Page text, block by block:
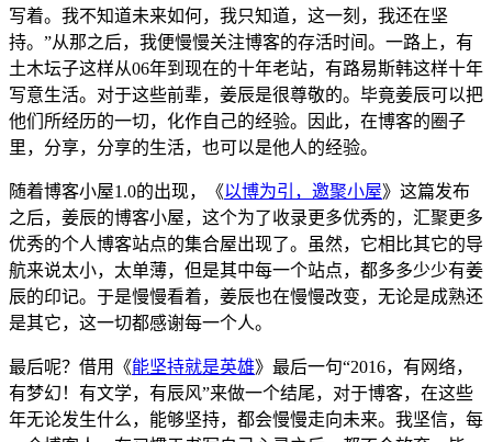
写着。我不知道未来如何，我只知道，这一刻，我还在坚
持。”从那之后，我便慢慢关注博客的存活时间。一路上，有
土木坛子这样从06年到现在的十年老站，有路易斯韩这样十年
写意生活。对于这些前辈，姜辰是很尊敬的。毕竟姜辰可以把
他们所经历的一切，化作自己的经验。因此，在博客的圈子
里，分享，分享的生活，也可以是他人的经验。
随着博客小屋1.0的出现，《以博为引，邀聚小屋》这篇发布
之后，姜辰的博客小屋，这个为了收录更多优秀的，汇聚更多
优秀的个人博客站点的集合屋出现了。虽然，它相比其它的导
航来说太小，太单薄，但是其中每一个站点，都多多少少有姜
辰的印记。于是慢慢看着，姜辰也在慢慢改变，无论是成熟还
是其它，这一切都感谢每一个人。
最后呢？借用《能坚持就是英雄》最后一句“2016，有网络，
有梦幻！有文学，有辰风”来做一个结尾，对于博客，在这些
年无论发生什么，能够坚持，都会慢慢走向未来。我坚信，每